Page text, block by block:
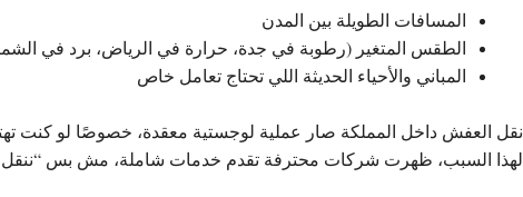
المسافات الطويلة بين المدن
الطقس المتغير (رطوبة في جدة، حرارة في الرياض، برد في
المباني والأحياء الحديثة اللي تحتاج تعامل خاص
نقل العفش داخل المملكة صار عملية لوجستية معقدة، خصوصًا لو كنت
لهذا السبب، ظهرت شركات محترفة تقدم خدمات شاملة، مش بس